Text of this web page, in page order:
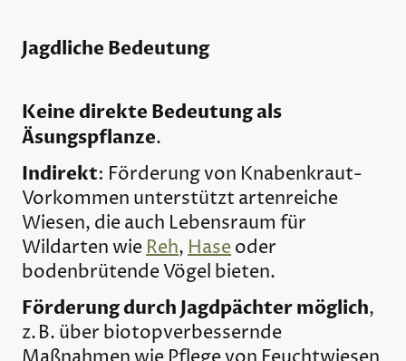
Jagdliche Bedeutung
Keine direkte Bedeutung als
Äsungspflanze.
Indirekt: Förderung von Knabenkraut-
Vorkommen unterstützt artenreiche
Wiesen, die auch Lebensraum für
Wildarten wieReh,Haseoder
bodenbrütende Vögel bieten.
Förderung durch Jagdpächter möglich,
z. B. über biotopverbessernde